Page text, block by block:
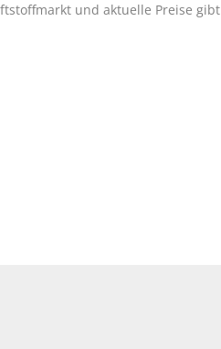
und aktuelle Preise gibt